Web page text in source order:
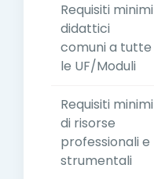
Requisiti minimi
didattici
comuni a tutte
le UF/Moduli
Requisiti minimi
di risorse
professionali e
strumentali